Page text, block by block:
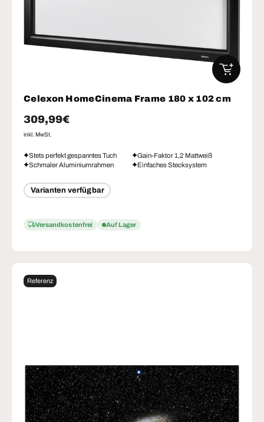
Celexon HomeCinema Frame 180 x 102 cm
Normaler Preis
309,99€
inkl. MwSt.
Stets perfekt gespanntes Tuch
Gain-Faktor 1,2 Mattweiß
Schmaler Aluminiumrahmen
Einfaches Stecksystem
Varianten verfügbar
Versandkostenfrei Auf Lager
IN DEN
Referenz